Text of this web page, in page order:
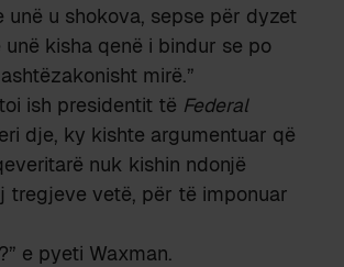
unë u shokova, sepse për dyzet
kisha qenë i bindur se po
mirë.”
ish presidentit të Federal
dje, ky kishte argumentuar që
nuk kishin ndonjë
tregjeve vetë, për të imponuar
e pyeti Waxman.